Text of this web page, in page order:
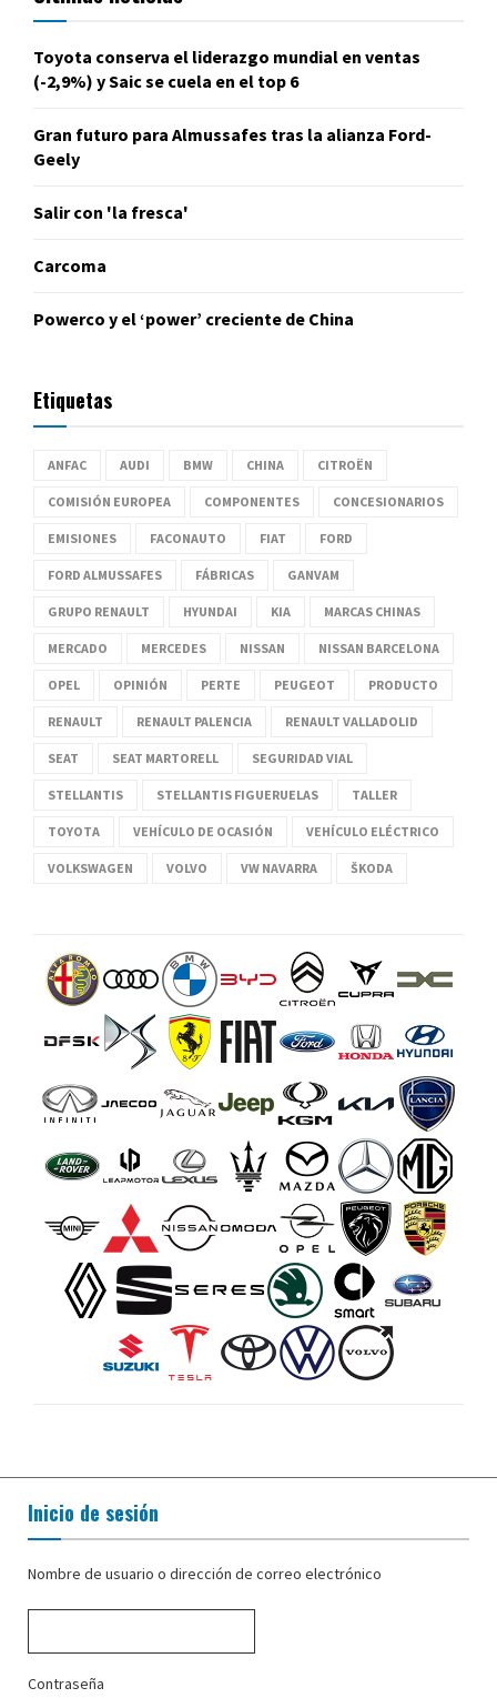
Toyota conserva el liderazgo mundial en ventas
(-2,9%) y Saic se cuela en el top 6
Gran futuro para Almussafes tras la alianza Ford-
Geely
Salir con 'la fresca'
Carcoma
Powerco y el ‘power’ creciente de China
Etiquetas
ANFAC AUDI BMW CHINA CITROËN
COMISIÓN EUROPEA COMPONENTES CONCESIONARIOS
EMISIONES FACONAUTO FIAT FORD
FORD ALMUSSAFES FÁBRICAS GANVAM
GRUPO RENAULT HYUNDAI KIA MARCAS CHINAS
MERCADO MERCEDES NISSAN NISSAN BARCELONA
OPEL OPINIÓN PERTE PEUGEOT PRODUCTO
RENAULT RENAULT PALENCIA RENAULT VALLADOLID
SEAT SEAT MARTORELL SEGURIDAD VIAL
STELLANTIS STELLANTIS FIGUERUELAS TALLER
TOYOTA VEHÍCULO DE OCASIÓN VEHÍCULO ELÉCTRICO
VOLKSWAGEN VOLVO VW NAVARRA ŠKODA
Inicio de sesión
Nombre de usuario o dirección de correo electrónico
Contraseña